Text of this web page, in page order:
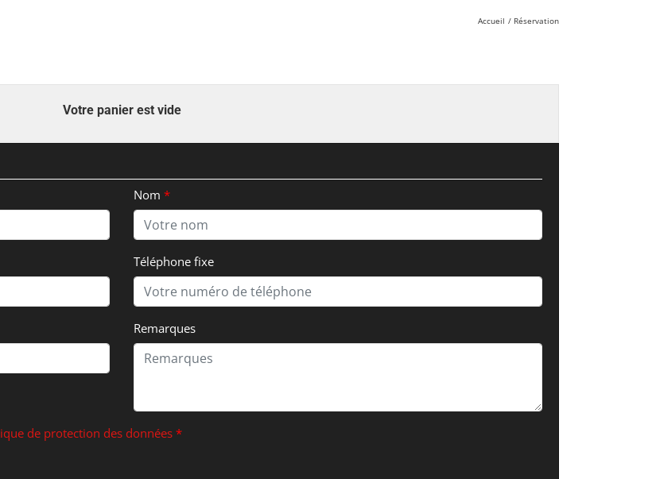
Accueil Réservation
Votre panier est vide
Nom
Téléphone fixe
Remarques
de protection des données